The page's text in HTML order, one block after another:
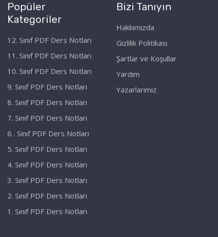
Popüler
Kategoriler
12. Sınıf PDF Ders Notları
11. Sınıf PDF Ders Notları
10. Sınıf PDF Ders Notları
9. Sınıf PDF Ders Notları
8. Sınıf PDF Ders Notları
7. Sınıf PDF Ders Notları
6 . Sınıf PDF Ders Notları
5. Sınıf PDF Ders Notları
4. Sınıf PDF Ders Notları
3. Sınıf PDF Ders Notları
2. Sınıf PDF Ders Notları
1. Sınıf PDF Ders Notları
Bizi Tanıyın
Hakkımızda
Gizlilik Politikası
Şartlar ve Koşullar
Yardım
Yazarlarımız